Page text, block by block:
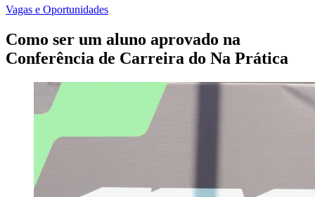
Vagas e Oportunidades
Como ser um aluno aprovado na
Conferência de Carreira do Na Prática